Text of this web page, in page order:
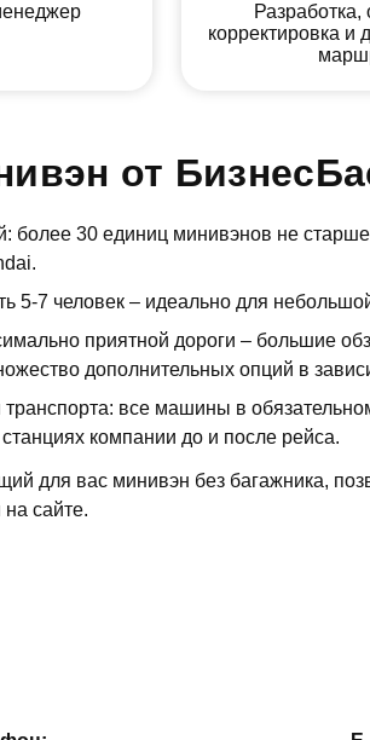
Разработка,
корректировка и
от
более 30 единиц минивэнов не
5-7 человек – идеально для
приятной дороги – большие
дополнительных опций в
транспорта: все машины в
компании до и после рейса.
для вас минивэн без багажника,
сайте.